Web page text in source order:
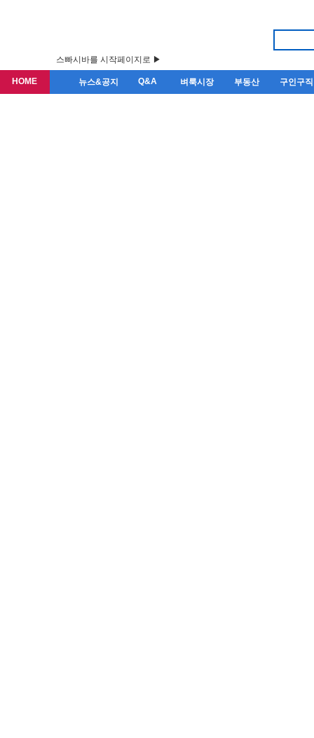
스빠시바를 시작페이지로 ▶
HOME 뉴스&공지 Q&A 벼룩시장 부동산 구인구직